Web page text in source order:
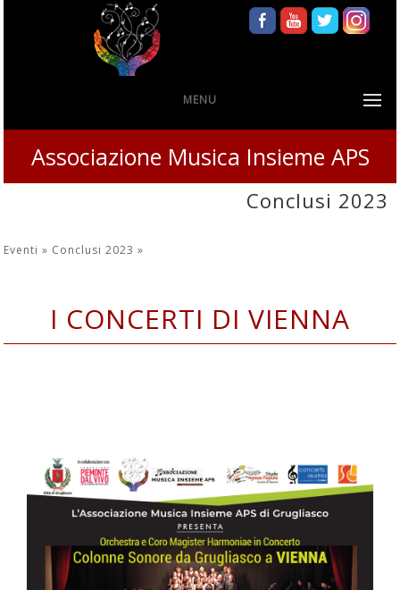
MENU
Associazione Musica Insieme APS
Conclusi 2023
Eventi » Conclusi 2023»
I CONCERTI DI VIENNA